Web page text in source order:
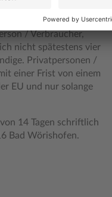
zum dann gültigen
des laufenden
/ Verbraucher,
nicht spätestens vier
Privatpersonen /
einer Frist von einem
EU und nur solange
14 Tagen schriftlich
Bad Wörishofen.